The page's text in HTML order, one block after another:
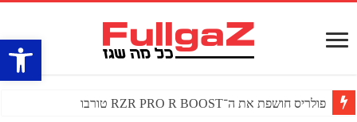
פתח
פולריס חושפת את ה־RZR PRO R BOOST טורבו